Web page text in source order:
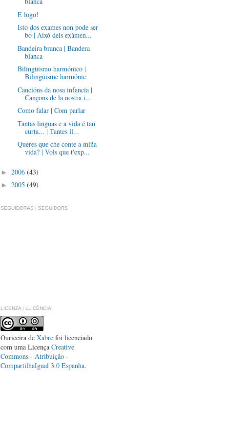
E logo!
Isto dos exames non pode ser
bo | Això dels exàmen...
Bandeira branca | Bandera
blanca
Bilingüismo harmónico |
Bilingüisme harmónic
Cancións da nosa infancia |
Cançons de la nostra i...
Como falar | Com parlar
Tantas linguas e a vida é tan
curta... | Tantes ll...
Queres que che conte a miña
vida? | Vols que t'exp...
► 2006 (43)
► 2005 (49)
SEGUIDORAS | SEGUIDORS
LICENZA | LLICÈNCIA
Ouriceira de Xabre foi licenciado
com uma Licença Creative
Commons - Atribuição -
CompartilhaIgual 3.0 Espanha.